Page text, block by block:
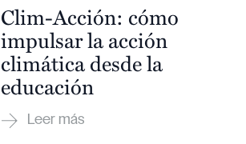
Clim-Acción: cómo
impulsar la acción
climática desde la
educación